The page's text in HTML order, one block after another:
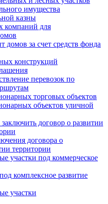
имущества
казны
компаний для
домов за счет средств фонда
конструкций
перевозок по
торговых объектов
объектов уличной
договор о развитии
договора о
территории
участки под коммерческое
комплексное развитие
участки